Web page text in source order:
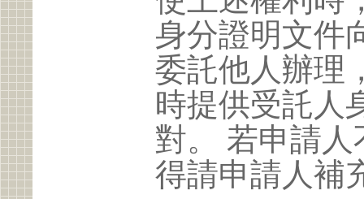
身分證明文件
委託他人辦理
時提供受託人
對。 若申請
得請申請人補